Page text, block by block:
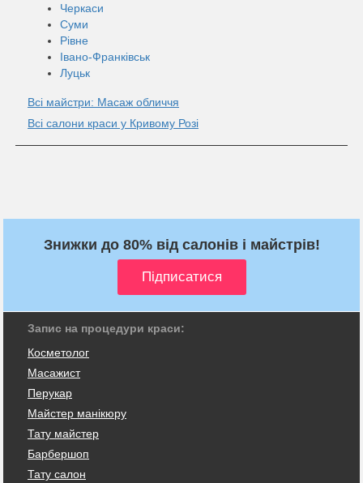
Черкаси
Суми
Рівне
Івано-Франківськ
Луцьк
Всі майстри: Масаж обличчя
Всі салони краси у Кривому Розі
Знижки до 80% від салонів і майстрів!
Запис на процедури краси:
Косметолог
Масажист
Перукар
Майстер манікюру
Тату майстер
Барбершоп
Тату салон